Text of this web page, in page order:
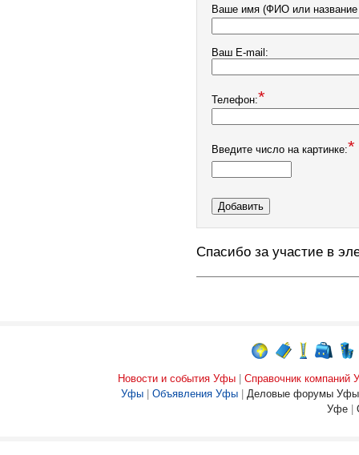
Ваше имя (ФИО или название
Ваш E-mail:
Телефон:*
Введите число на картинке:*
Спасибо за участие в
Новости и события Уфы
Справочник компаний
Уфы
Объявления Уфы
Деловые форумы Уфы
Уфе